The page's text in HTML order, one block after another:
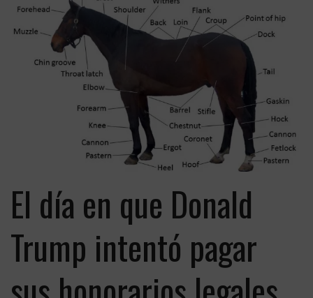
El día en que Donald
Trump intentó pagar